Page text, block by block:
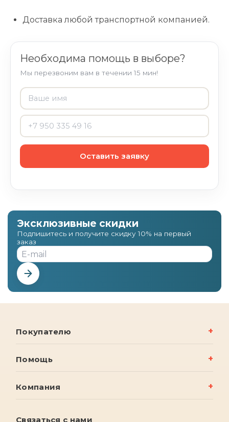
Доставка любой транспортной компанией.
Необходима помощь в выборе?
Мы перезвоним вам в течении 15 мин!
Оставить заявку
Эксклюзивные скидки
Подпишитесь и получите скидку 10% на первый
заказ
Покупателю
Помощь
Компания
Связаться с нами